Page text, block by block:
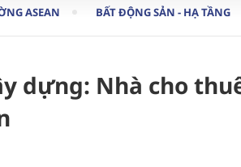
ASEAN BẤT ĐỘNG SẢN - HẠ TẦNG
dựng: Nhà cho